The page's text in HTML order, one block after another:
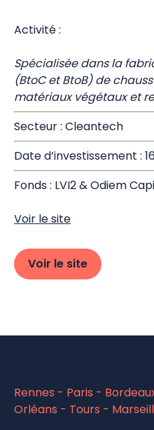
Activité :
Spécialisée dans la
(BtoC et BtoB) de
matériaux végétaux et
Secteur : Cleantech
Date d’investissement :
Fonds : LVI2 & Odiem
Voir le site
Voir le site
Rennes - Paris -
Orléans - Tours -